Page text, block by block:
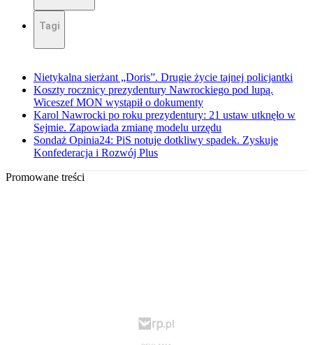
Tagi
Nietykalna sierżant „Doris”. Drugie życie tajnej policjantki
Koszty rocznicy prezydentury Nawrockiego pod lupą.
Wiceszef MON wystąpił o dokumenty
Karol Nawrocki po roku prezydentury: 21 ustaw utknęło w
Sejmie. Zapowiada zmianę modelu urzędu
Sondaż Opinia24: PiS notuje dotkliwy spadek. Zyskuje
Konfederacja i Rozwój Plus
Promowane treści